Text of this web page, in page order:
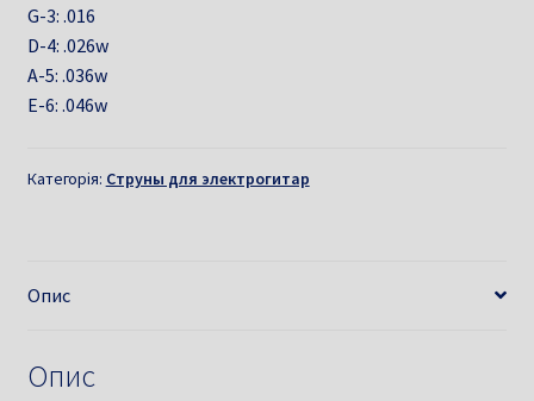
G-3: .016
D-4: .026w
A-5: .036w
E-6: .046w
Категорія: Струны для электрогитар
Опис
Опис